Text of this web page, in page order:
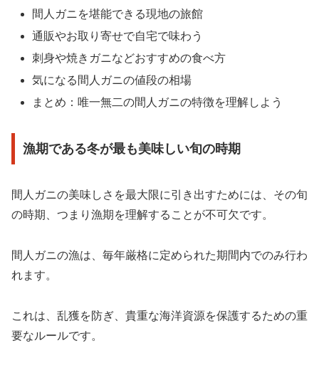
間人ガニを堪能できる現地の旅館
通販やお取り寄せで自宅で味わう
刺身や焼きガニなどおすすめの食べ方
気になる間人ガニの値段の相場
まとめ：唯一無二の間人ガニの特徴を理解しよう
漁期である冬が最も美味しい旬の時期
間人ガニの美味しさを最大限に引き出すためには、その旬
の時期、つまり漁期を理解することが不可欠です。
間人ガニの漁は、毎年厳格に定められた期間内でのみ行わ
れます。
これは、乱獲を防ぎ、貴重な海洋資源を保護するための重
要なルールです。